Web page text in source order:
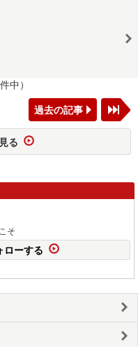
中）
過去の記事
る
そ
ローする